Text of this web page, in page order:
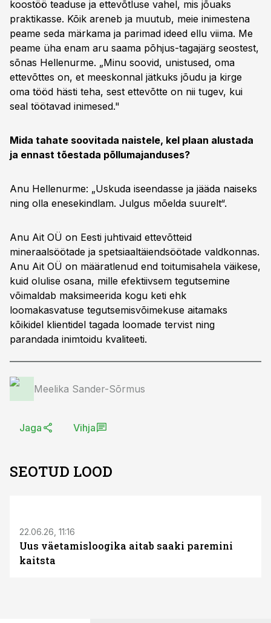
koostöö teaduse ja ettevõtluse vahel, mis jõuaks
praktikasse. Kõik areneb ja muutub, meie inimestena
peame seda märkama ja parimad ideed ellu viima. Me
peame üha enam aru saama põhjus-tagajärg seostest,
sõnas Hellenurme. „Minu soovid, unistused, oma
ettevõttes on, et meeskonnal jätkuks jõudu ja kirge
oma tööd hästi teha, sest ettevõtte on nii tugev, kui
seal töötavad inimesed."
Mida tahate soovitada naistele, kel plaan alustada
ja ennast tõestada põllumajanduses?
Anu Hellenurme: „Uskuda iseendasse ja jääda naiseks
ning olla enesekindlam. Julgus mõelda suurelt“.
Anu Ait OÜ on Eesti juhtivaid ettevõtteid
mineraalsöötade ja spetsiaaltäiendsöötade valdkonnas.
Anu Ait OÜ on määratlenud end toitumisahela väikese,
kuid olulise osana, mille efektiivsem tegutsemine
võimaldab maksimeerida kogu keti ehk
loomakasvatuse tegutsemisvõimekuse aitamaks
kõikidel klientidel tagada loomade tervist ning
parandada inimtoidu kvaliteeti.
Meelika Sander-Sõrmus
Jaga Vihja
SEOTUD LOOD
22.06.26, 11:16
Uus väetamisloogika aitab saaki paremini
kaitsta